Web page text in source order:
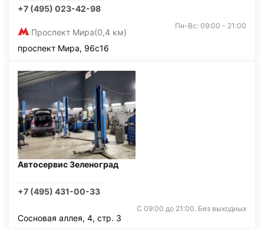
+7 (495) 023-42-98
Проспект Мира(0,4 км)
Пн-Вс: 09:00 - 21:00
проспект Мира, 96с16
Автосервис Зеленоград
+7 (495) 431-00-33
С 09:00 до 21:00. Без выходных
Сосновая аллея, 4, стр. 3